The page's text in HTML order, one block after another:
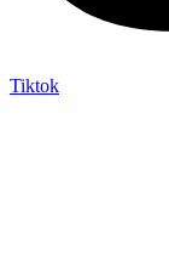
Tiktok